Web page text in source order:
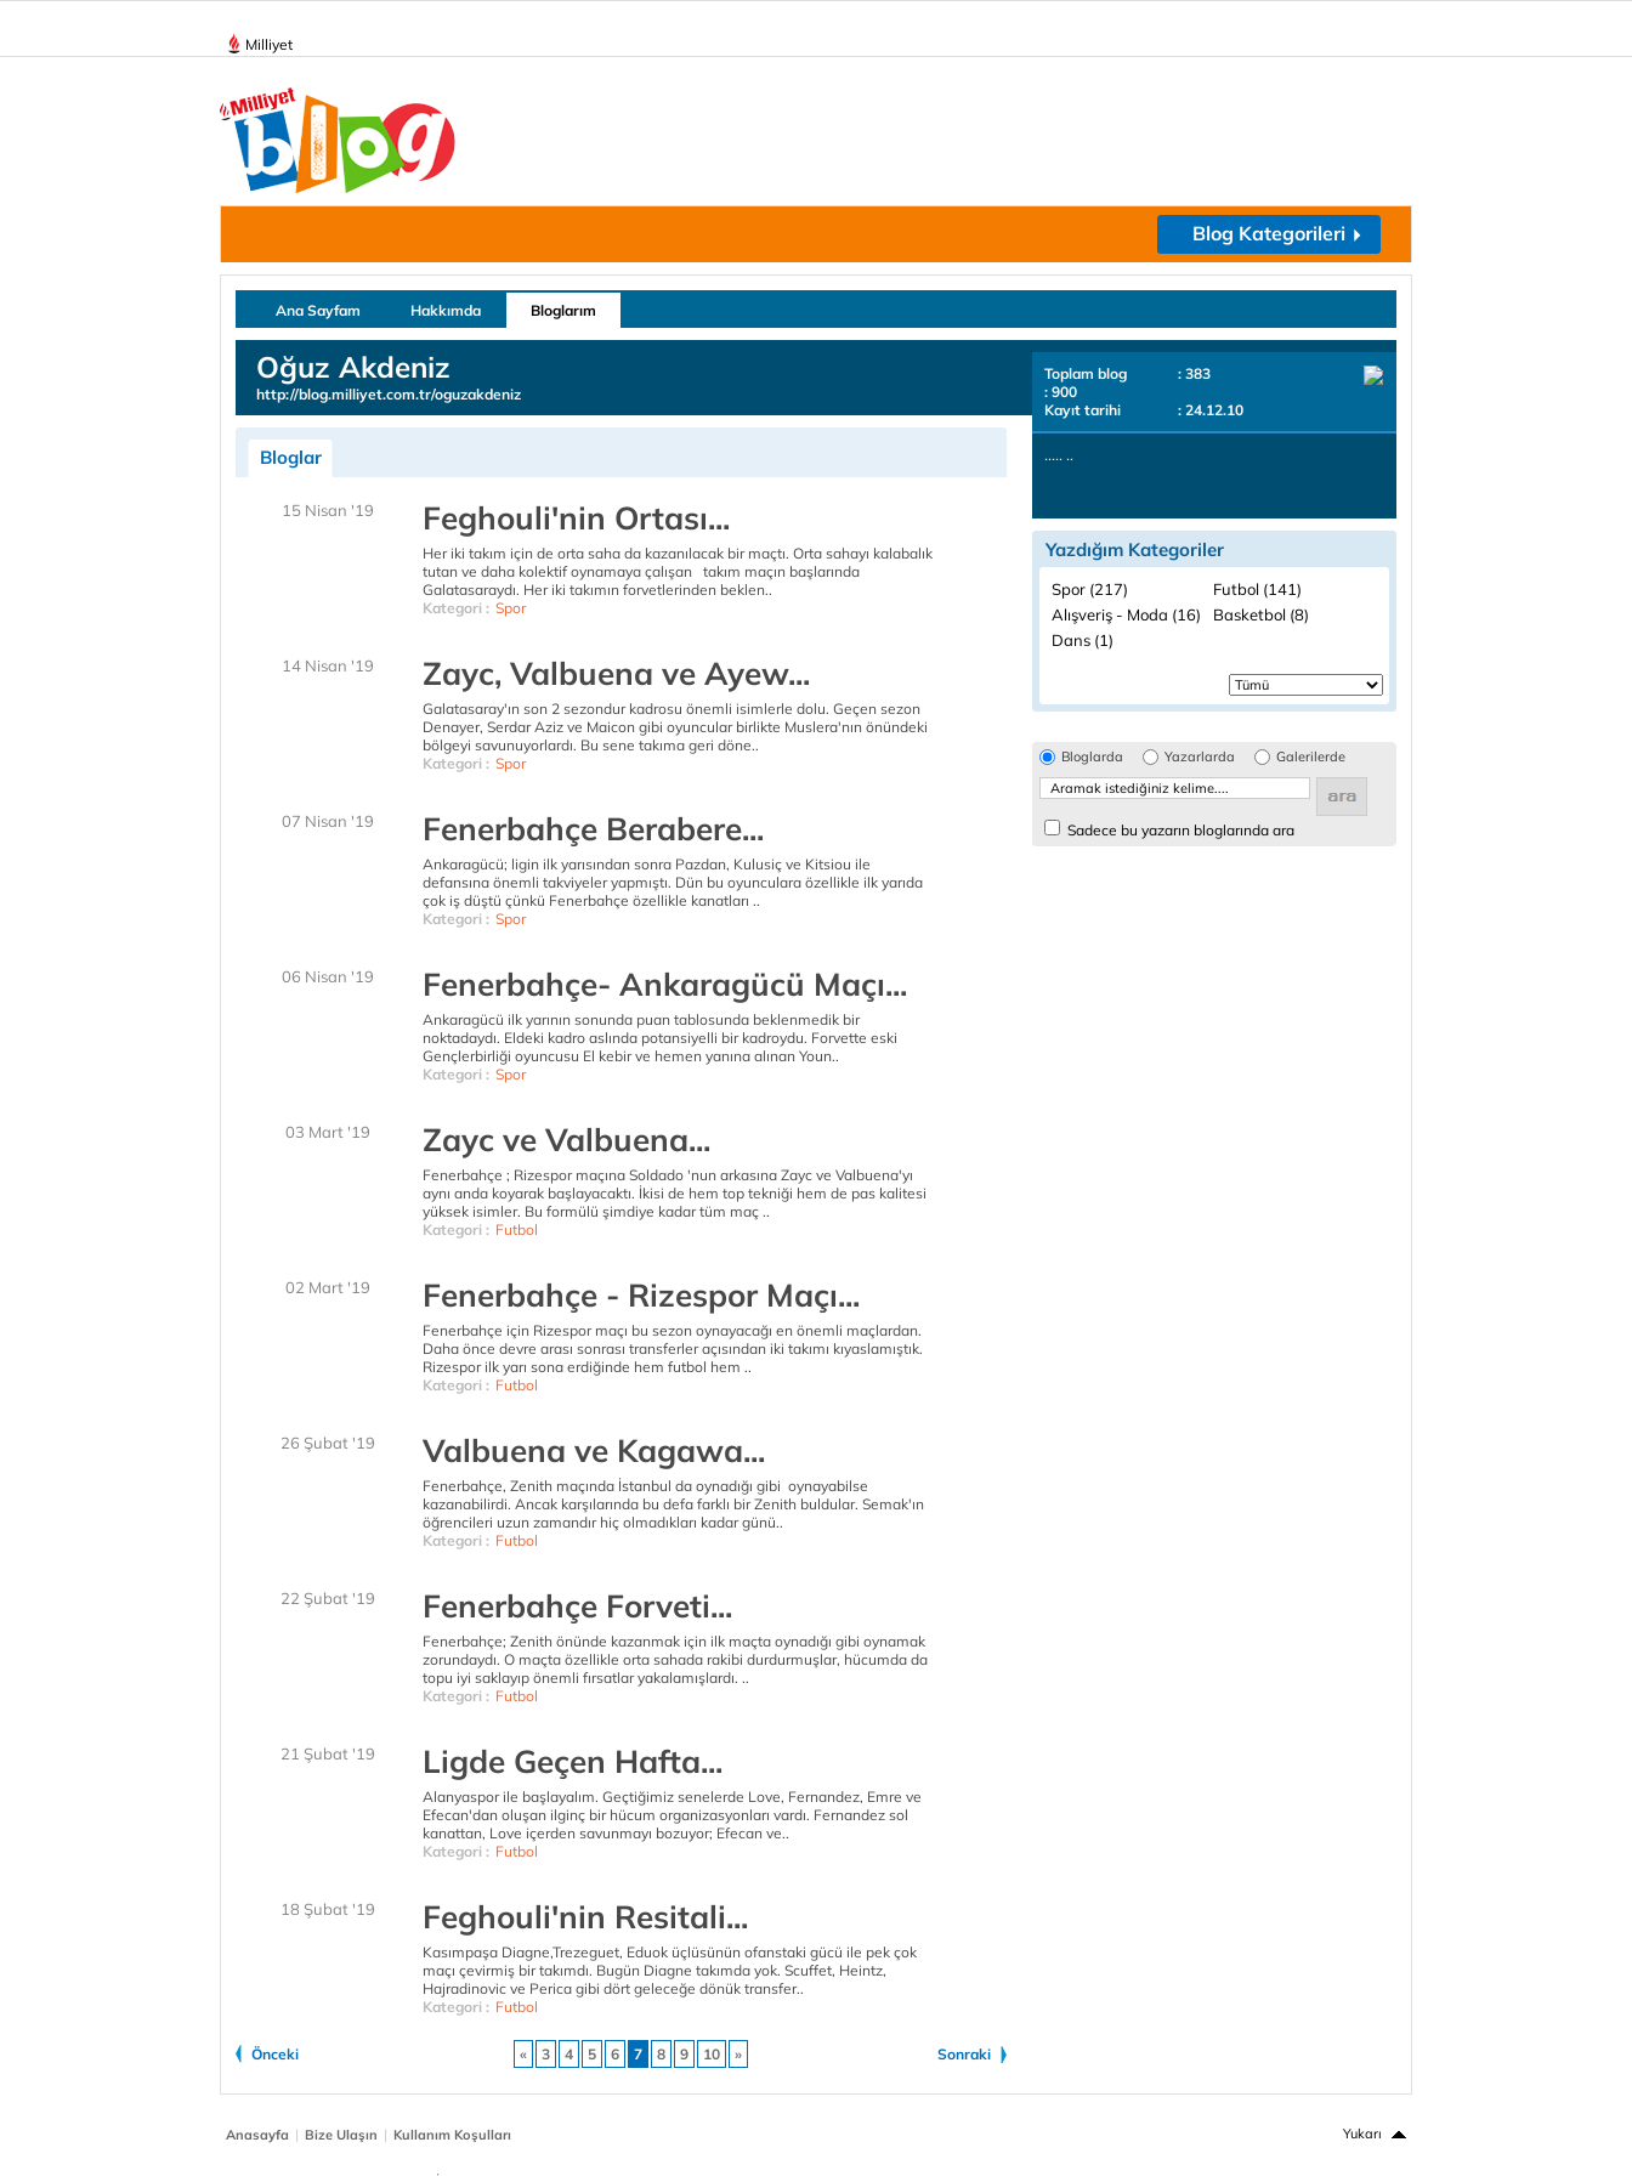
Milliyet
Blog Kategorileri
Ana Sayfam Hakkımda Bloglarım
Oğuz Akdeniz
http://blog.milliyet.com.tr/oguzakdeniz
Bloglar
15 Nisan '19 Feghouli'nin Ortası...
Her iki takım için de orta saha da kazanılacak bir maçtı. Orta sahayı kalabalık
tutan ve daha kolektif oynamaya çalışan takım maçın başlarında
Galatasaraydı. Her iki takımın forvetlerinden beklen..
Kategori : Spor
14 Nisan '19 Zayc, Valbuena ve Ayew...
Galatasaray'ın son 2 sezondur kadrosu önemli isimlerle dolu. Geçen sezon
Denayer, Serdar Aziz ve Maicon gibi oyuncular birlikte Muslera'nın önündeki
bölgeyi savunuyorlardı. Bu sene takıma geri döne..
Kategori : Spor
07 Nisan '19 Fenerbahçe Berabere...
Ankaragücü; ligin ilk yarısından sonra Pazdan, Kulusiç ve Kitsiou ile
defansına önemli takviyeler yapmıştı. Dün bu oyunculara özellikle ilk yarıda
çok iş düştü çünkü Fenerbahçe özellikle kanatları ..
Kategori : Spor
06 Nisan '19 Fenerbahçe- Ankaragücü Maçı...
Ankaragücü ilk yarının sonunda puan tablosunda beklenmedik bir
noktadaydı. Eldeki kadro aslında potansiyelli bir kadroydu. Forvette eski
Gençlerbirliği oyuncusu El kebir ve hemen yanına alınan Youn..
Kategori : Spor
03 Mart '19 Zayc ve Valbuena...
Fenerbahçe ; Rizespor maçına Soldado 'nun arkasına Zayc ve Valbuena'yı
aynı anda koyarak başlayacaktı. İkisi de hem top tekniği hem de pas kalitesi
yüksek isimler. Bu formülü şimdiye kadar tüm maç ..
Kategori : Futbol
02 Mart '19 Fenerbahçe - Rizespor Maçı...
Fenerbahçe için Rizespor maçı bu sezon oynayacağı en önemli maçlardan.
Daha önce devre arası sonrası transferler açısından iki takımı kıyaslamıştık.
Rizespor ilk yarı sona erdiğinde hem futbol hem ..
Kategori : Futbol
26 Şubat '19 Valbuena ve Kagawa...
Fenerbahçe, Zenith maçında İstanbul da oynadığı gibi oynayabilse
kazanabilirdi. Ancak karşılarında bu defa farklı bir Zenith buldular. Semak'ın
öğrencileri uzun zamandır hiç olmadıkları kadar günü..
Kategori : Futbol
22 Şubat '19 Fenerbahçe Forveti...
Fenerbahçe; Zenith önünde kazanmak için ilk maçta oynadığı gibi oynamak
zorundaydı. O maçta özellikle orta sahada rakibi durdurmuşlar, hücumda da
topu iyi saklayıp önemli fırsatlar yakalamışlardı. ..
Kategori : Futbol
21 Şubat '19 Ligde Geçen Hafta...
Alanyaspor ile başlayalım. Geçtiğimiz senelerde Love, Fernandez, Emre ve
Efecan'dan oluşan ilginç bir hücum organizasyonları vardı. Fernandez sol
kanattan, Love içerden savunmayı bozuyor; Efecan ve..
Kategori : Futbol
18 Şubat '19 Feghouli'nin Resitali...
Kasımpaşa Diagne,Trezeguet, Eduok üçlüsünün ofanstaki gücü ile pek çok
maçı çevirmiş bir takımdı. Bugün Diagne takımda yok. Scuffet, Heintz,
Hajradinovic ve Perica gibi dört geleceğe dönük transfer..
Kategori : Futbol
Önceki Sonraki
« 3 4 5 6 7 8 9 10 »
Toplam blog
: 383
: 900
Kayıt tarihi
: 24.12.10
..... ..
Yazdığım Kategoriler
Spor (217)
Futbol (141)
Alışveriş - Moda (16)
Basketbol (8)
Dans (1)
Bloglarda Yazarlarda Galerilerde
Sadece bu yazarın bloglarında ara
Anasayfa | Bize Ulaşın | Kullanım Koşulları Yukarı